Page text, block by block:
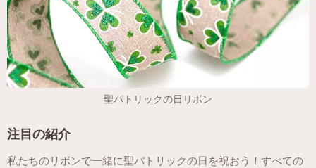
聖パトリックの日リボン
注目の紹介
私たちのリボンで一緒に聖パトリックの日を祝おう！すべての